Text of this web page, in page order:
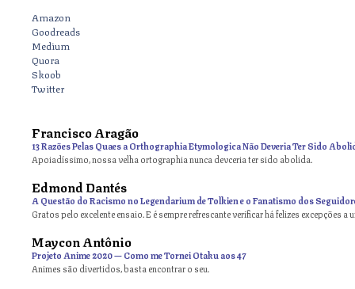
Amazon
Goodreads
Medium
Quora
Skoob
Twitter
Francisco Aragão
13 Razões Pelas Quaes a Orthographia Etymologica Não Deveria Ter Sido
Apoiadíssimo, nossa velha ortographia nunca devceria ter sido abolida.
Edmond Dantés
A Questão do Racismo no Legendarium de Tolkien e o Fanatismo dos
Gratos pelo excelente ensaio. E é sempre refrescante verificar há felizes excepções a
Maycon Antônio
Projeto Anime 2020 — Como me Tornei Otaku aos 47
Animes são divertidos, basta encontrar o seu.